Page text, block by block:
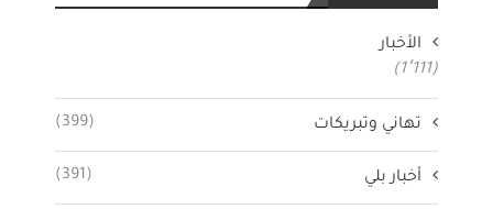
الأخبار
(1٬111)
تهاني وتبريكات (399)
أخبار بلي (391)